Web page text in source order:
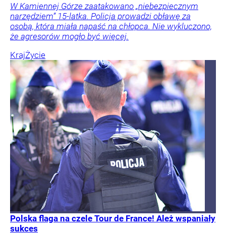
W Kamiennej Górze zaatakowano „niebezpiecznym
narzędziem” 15-latka. Policja prowadzi obławę za
osobą, która miała napaść na chłopca. Nie wykluczono,
że agresorów mogło być więcej.
KrajŻycie
Polska flaga na czele Tour de France! Ależ wspaniały
sukces